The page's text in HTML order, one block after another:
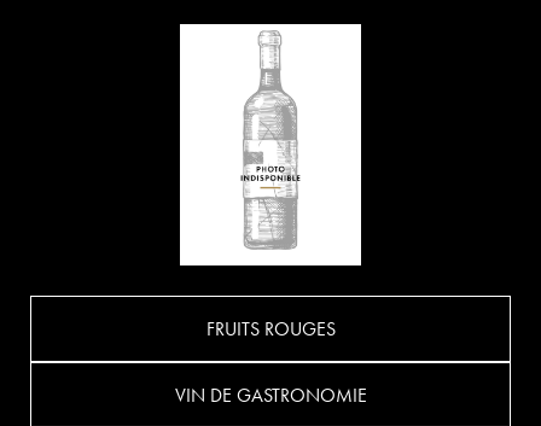
FRUITS ROUGES
VIN DE GASTRONOMIE